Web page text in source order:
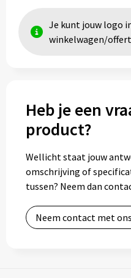
Je kunt jouw logo
winkelwagen/
Heb je een
product?
Wellicht staat jouw
omschrijving of
tussen? Neem dan
Neem contact met